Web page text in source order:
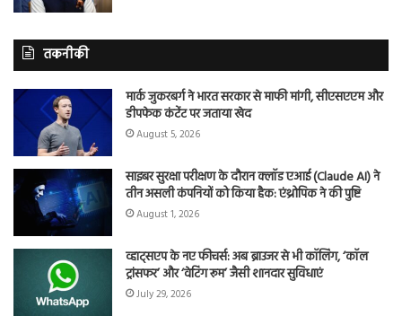
तकनीकी
मार्क जुकरबर्ग ने भारत सरकार से माफी मांगी, सीएसएएम और
डीपफेक कंटेंट पर जताया खेद
August 5, 2026
साइबर सुरक्षा परीक्षण के दौरान क्लॉड एआई (Claude AI) ने
तीन असली कंपनियों को किया हैक: एंथ्रोपिक ने की पुष्टि
August 1, 2026
व्हाट्सएप के नए फीचर्स: अब ब्राउजर से भी कॉलिंग, ‘कॉल
ट्रांसफर’ और ‘वेटिंग रूम’ जैसी शानदार सुविधाएं
July 29, 2026